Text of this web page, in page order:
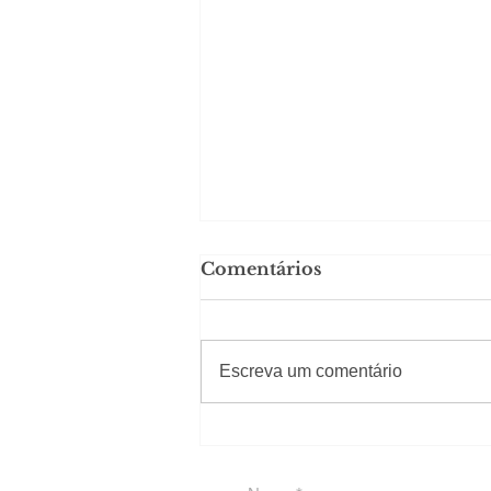
reforçam apoio a
Comentários
Escreva um comentário